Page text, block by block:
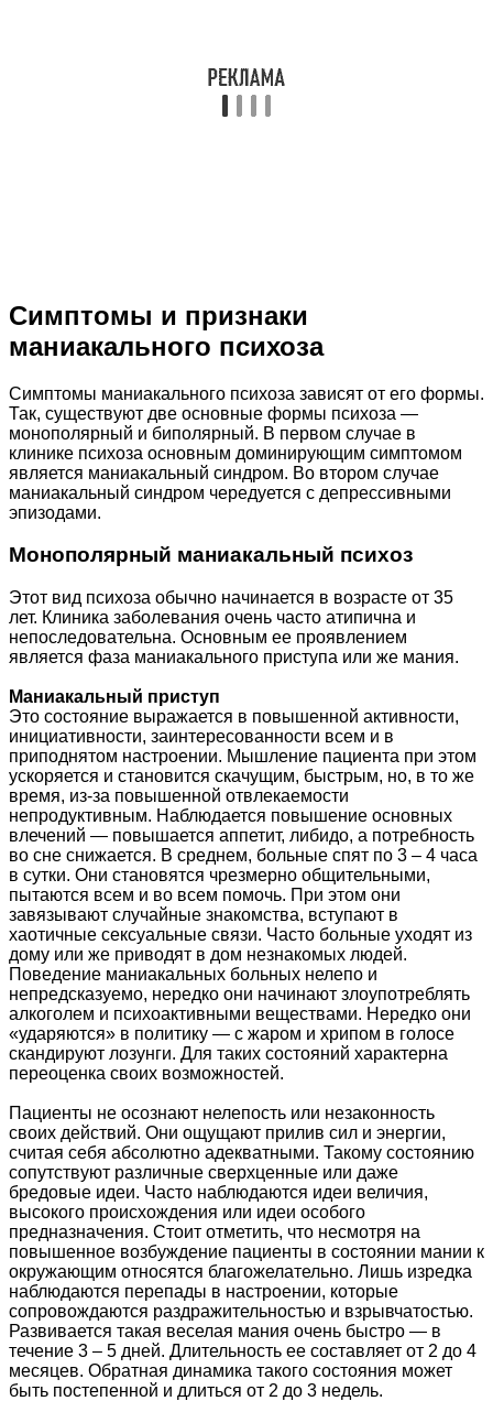
Симптомы и признаки
маниакального психоза
Симптомы маниакального психоза зависят от его формы.
Так, существуют две основные формы психоза —
монополярный и биполярный. В первом случае в
клинике психоза основным доминирующим симптомом
является маниакальный синдром. Во втором случае
маниакальный синдром чередуется с депрессивными
эпизодами.
Монополярный маниакальный психоз
Этот вид психоза обычно начинается в возрасте от 35
лет. Клиника заболевания очень часто атипична и
непоследовательна. Основным ее проявлением
является фаза маниакального приступа или же мания.
Маниакальный приступ
Это состояние выражается в повышенной активности,
инициативности, заинтересованности всем и в
приподнятом настроении. Мышление пациента при этом
ускоряется и становится скачущим, быстрым, но, в то же
время, из-за повышенной отвлекаемости
непродуктивным. Наблюдается повышение основных
влечений — повышается аппетит, либидо, а потребность
во сне снижается. В среднем, больные спят по 3 – 4 часа
в сутки. Они становятся чрезмерно общительными,
пытаются всем и во всем помочь. При этом они
завязывают случайные знакомства, вступают в
хаотичные сексуальные связи. Часто больные уходят из
дому или же приводят в дом незнакомых людей.
Поведение маниакальных больных нелепо и
непредсказуемо, нередко они начинают злоупотреблять
алкоголем и психоактивными веществами. Нередко они
«ударяются» в политику — с жаром и хрипом в голосе
скандируют лозунги. Для таких состояний характерна
переоценка своих возможностей.
Пациенты не осознают нелепость или незаконность
своих действий. Они ощущают прилив сил и энергии,
считая себя абсолютно адекватными. Такому состоянию
сопутствуют различные сверхценные или даже
бредовые идеи. Часто наблюдаются идеи величия,
высокого происхождения или идеи особого
предназначения. Стоит отметить, что несмотря на
повышенное возбуждение пациенты в состоянии мании к
окружающим относятся благожелательно. Лишь изредка
наблюдаются перепады в настроении, которые
сопровождаются раздражительностью и взрывчатостью.
Развивается такая веселая мания очень быстро — в
течение 3 – 5 дней. Длительность ее составляет от 2 до 4
месяцев. Обратная динамика такого состояния может
быть постепенной и длиться от 2 до 3 недель.